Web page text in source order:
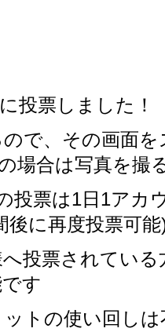
投票しました！
で、その画面
場合は写真を撮
投票は1日1アカ
後に再度投票可能
投票されている
す
トの使い回しは